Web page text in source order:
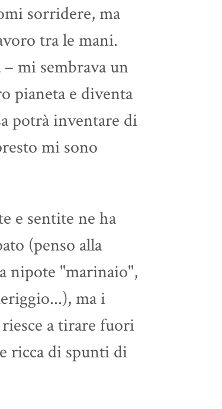
sorridere, ma
tra le mani.
mi sembrava un
pianeta e diventa
potrà inventare di
mi sono
e sentite ne ha
(penso alla
nipote "marinaio",
ma i
a tirare fuori
ricca di spunti di